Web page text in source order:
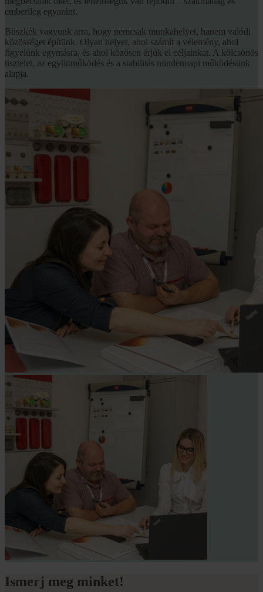
emberileg egyaránt.
Büszkék vagyunk arra, hogy nemcsak munkahelyet, hanem valódi
közösséget építünk. Olyan helyet, ahol számít a vélemény, ahol
figyelünk egymásra, és ahol közösen érjük el céljainkat. A kölcsönös
tisztelet, az együttműködés és a stabilitás mindennapi működésünk
alapja.
Ismerj meg minket!